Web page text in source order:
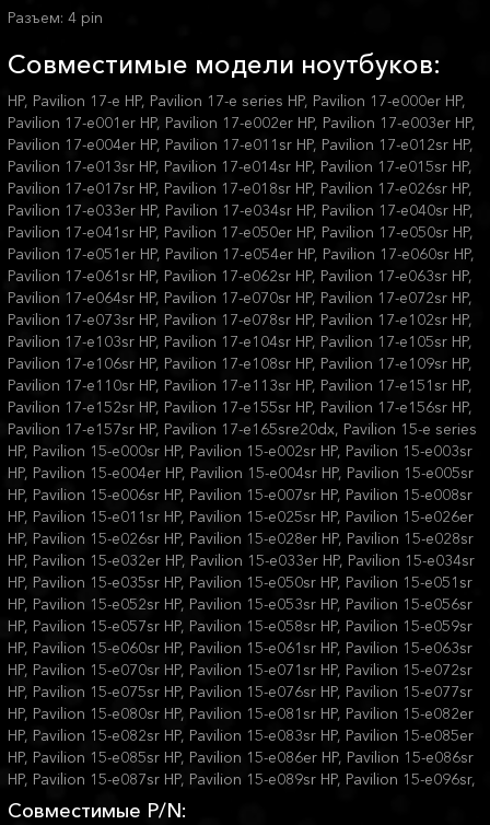
Разъем: 4 pin
Совместимые модели ноутбуков:
HP, Pavilion 17-e HP, Pavilion 17-e series HP, Pavilion 17-e000er HP,
Pavilion 17-e001er HP, Pavilion 17-e002er HP, Pavilion 17-e003er HP,
Pavilion 17-e004er HP, Pavilion 17-e011sr HP, Pavilion 17-e012sr HP,
Pavilion 17-e013sr HP, Pavilion 17-e014sr HP, Pavilion 17-e015sr HP,
Pavilion 17-e017sr HP, Pavilion 17-e018sr HP, Pavilion 17-e026sr HP,
Pavilion 17-e033er HP, Pavilion 17-e034sr HP, Pavilion 17-e040sr HP,
Pavilion 17-e041sr HP, Pavilion 17-e050er HP, Pavilion 17-e050sr HP,
Pavilion 17-e051er HP, Pavilion 17-e054er HP, Pavilion 17-e060sr HP,
Pavilion 17-e061sr HP, Pavilion 17-e062sr HP, Pavilion 17-e063sr HP,
Pavilion 17-e064sr HP, Pavilion 17-e070sr HP, Pavilion 17-e072sr HP,
Pavilion 17-e073sr HP, Pavilion 17-e078sr HP, Pavilion 17-e102sr HP,
Pavilion 17-e103sr HP, Pavilion 17-e104sr HP, Pavilion 17-e105sr HP,
Pavilion 17-e106sr HP, Pavilion 17-e108sr HP, Pavilion 17-e109sr HP,
Pavilion 17-e110sr HP, Pavilion 17-e113sr HP, Pavilion 17-e151sr HP,
Pavilion 17-e152sr HP, Pavilion 17-e155sr HP, Pavilion 17-e156sr HP,
Pavilion 17-e157sr HP, Pavilion 17-e165sre20dx, Pavilion 15-e series
HP, Pavilion 15-e000sr HP, Pavilion 15-e002sr HP, Pavilion 15-e003sr
HP, Pavilion 15-e004er HP, Pavilion 15-e004sr HP, Pavilion 15-e005sr
HP, Pavilion 15-e006sr HP, Pavilion 15-e007sr HP, Pavilion 15-e008sr
HP, Pavilion 15-e011sr HP, Pavilion 15-e025sr HP, Pavilion 15-e026er
HP, Pavilion 15-e026sr HP, Pavilion 15-e028er HP, Pavilion 15-e028sr
HP, Pavilion 15-e032er HP, Pavilion 15-e033er HP, Pavilion 15-e034sr
HP, Pavilion 15-e035sr HP, Pavilion 15-e050sr HP, Pavilion 15-e051sr
HP, Pavilion 15-e052sr HP, Pavilion 15-e053sr HP, Pavilion 15-e056sr
HP, Pavilion 15-e057sr HP, Pavilion 15-e058sr HP, Pavilion 15-e059sr
HP, Pavilion 15-e060sr HP, Pavilion 15-e061sr HP, Pavilion 15-e063sr
HP, Pavilion 15-e070sr HP, Pavilion 15-e071sr HP, Pavilion 15-e072sr
HP, Pavilion 15-e075sr HP, Pavilion 15-e076sr HP, Pavilion 15-e077sr
HP, Pavilion 15-e080sr HP, Pavilion 15-e081sr HP, Pavilion 15-e082er
HP, Pavilion 15-e082sr HP, Pavilion 15-e083sr HP, Pavilion 15-e085er
HP, Pavilion 15-e085sr HP, Pavilion 15-e086er HP, Pavilion 15-e086sr
HP, Pavilion 15-e087sr HP, Pavilion 15-e089sr HP, Pavilion 15-e096sr,
Совместимые P/N: